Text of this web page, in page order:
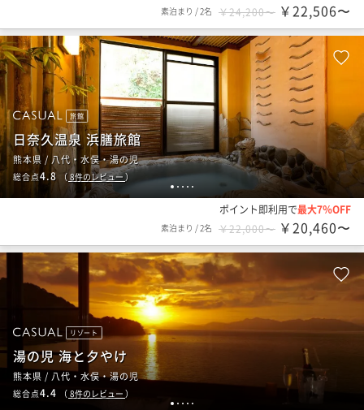
素泊まり /2名 ￥24,200〜 ￥22,506〜
1 2 3 4 5
旅館
日奈久温泉 浜膳旅館
熊本県 / 八代・水俣・湯の児
総合点4.8（ 8件のレビュー）
ポイント即利用で最大7％OFF
素泊まり /2名 ￥22,000〜 ￥20,460〜
1 2 3 4 5
リゾート
湯の児 海と夕やけ
熊本県 / 八代・水俣・湯の児
総合点4.4 （ 8件のレビュー ）